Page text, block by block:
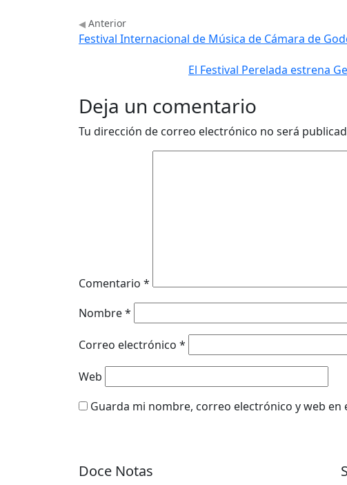
Anterior
Festival Internacional de Música de Cámara de
El Festival Perelada estrena
Deja un comentario
Tu dirección de correo electrónico no será
Comentario *
Nombre*
Correo electrónico *
Web
Guarda mi nombre, correo electrónico y web
Doce Notas